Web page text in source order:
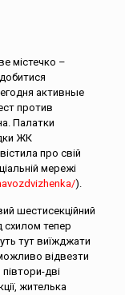
містечко –
активные
против
Палатки
ЖК
про свій
мережі
).
шестисекційний
схилом тепер
тут виїжджати
відвезти
дві
жителька